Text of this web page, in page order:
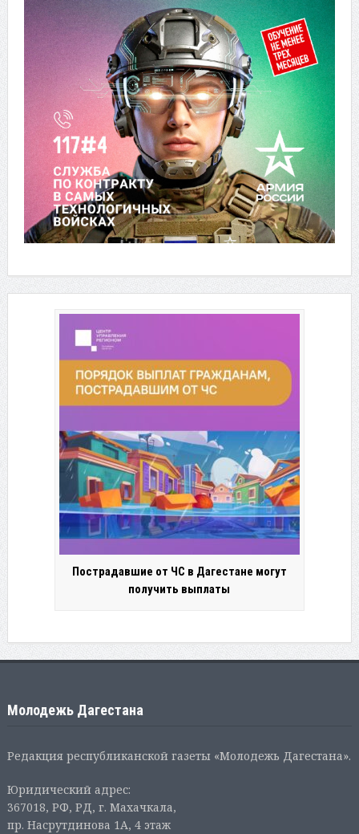
Пострадавшие от ЧС в Дагестане могут
получить выплаты
Молодежь Дагестана
Редакция республиканской газеты «Молодежь Дагестана».
Юридический адрес:
367018, РФ, РД, г. Махачкала,
пр. Насрутдинова 1А, 4 этаж